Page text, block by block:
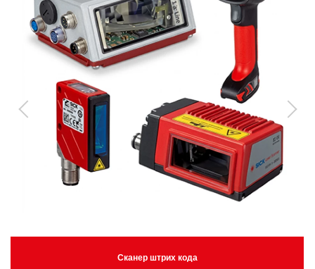
Сканер штрих кода